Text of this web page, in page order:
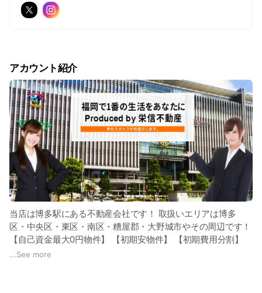
物件紹介だけでなく、車の運転・PC操作・トークスキル・土
地勘など、
不動産を通して多彩なスキルアップが可能です。
🌱会社の魅力
設立間もない成長企業のため、ポジションがたくさん空いてい
ます！
実力次第で短期間で主任・課長・部長などの役職を目指せま
す。
あなたの頑張りが、会社の成長そのものにつながります！
👥求める人材
・人と話すのが好きな方
アカウント紹介
当店は博多駅にある不動産会社です！ 取扱いエリアは博多
区・中央区・東区・南区・糟屋郡・大野城市やその周辺です！
【自己資金最大0円物件】 【初期安物件】 【初期費用分割】
【クレジットカード決済】 【引越業者割引紹介】 【家具家電
...See more